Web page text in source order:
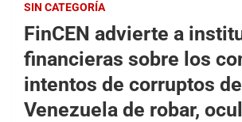
SIN CATEGORÍA
FinCEN advierte a
financieras sobre los
intentos de corruptos de
Venezuela de robar,